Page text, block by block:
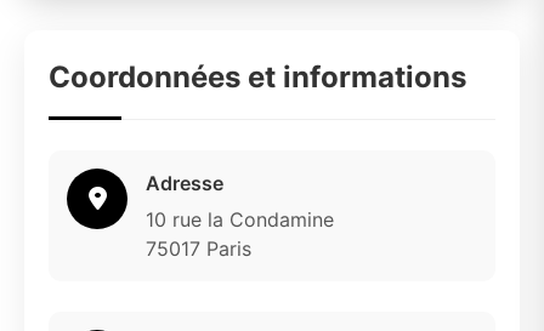
Coordonnées et informations
Adresse
10 rue la Condamine
75017 Paris